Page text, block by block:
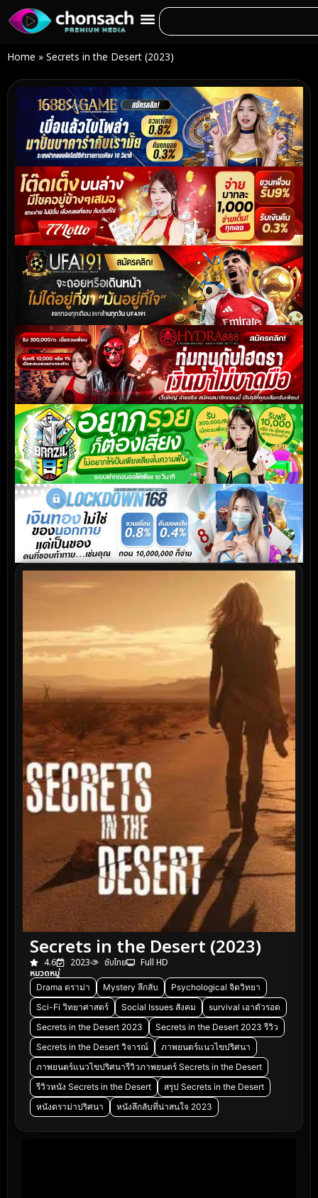
Home » Secrets in the Desert (2023)
Secrets in the Desert (2023)
4.6 2023 ซับไทย
Full HD
หมวดหมู่
Drama ดราม่า Mystery ลึกลับ
Psychological จิตวิทยา
Sci-Fi วิทยาศาสตร์
Social Issues สังคม
survival เอาตัวรอด
Secrets in the Desert 2023
Secrets in the Desert 2023 รีวิว
Secrets in the Desert วิจารณ์
ภาพยนตร์แนวไขปริศนา
ภาพยนตร์แนวไขปริศนารีวิวภาพยนตร์ Secrets in the Desert
รีวิวหนัง Secrets in the Desert
สรุป Secrets in the Desert
หนังดราม่าปริศนา
หนังลึกลับที่น่าสนใจ 2023